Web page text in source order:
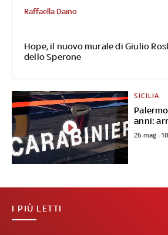
Hope, il nuovo murale di Giulio
dello Sperone
Raffaella Daino
anni:
SICILIA
26 mag -
I PIÙ LETTI